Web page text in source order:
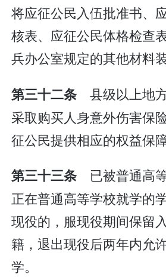
将应征公民入伍批准书、
核表、应征公民体格检查
兵办公室规定的其他材料
第三十二条 县级以上地
采取购买人身意外伤害保
征公民提供相应的权益保障
第三十三条 已被普通高
正在普通高等学校就学的
现役的，服现役期间保留
籍，退出现役后两年内允
学。